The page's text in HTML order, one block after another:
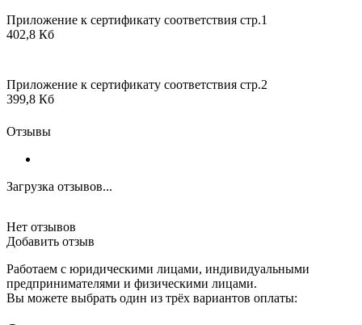
Приложение к сертификату соответствия стр.1
402,8 Кб
Приложение к сертификату соответствия стр.2
399,8 Кб
Отзывы
Загрузка отзывов...
Нет отзывов
Добавить отзыв
Работаем с юридическими лицами, индивидуальными
предпринимателями и физическими лицами.
Вы можете выбрать один из трёх вариантов оплаты: